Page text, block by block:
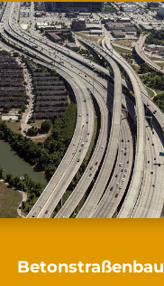
Betonstraßenbau